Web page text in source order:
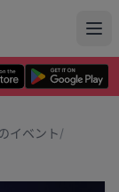
イベント/